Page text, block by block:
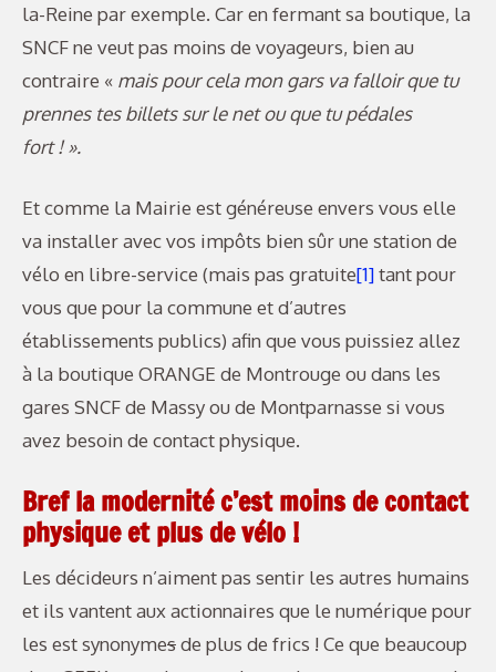
la-Reine par exemple. Car en fermant sa boutique, la
SNCF ne veut pas moins de voyageurs, bien au
contraire « mais pour cela mon gars va falloir que tu
prennes tes billets sur le net ou que tu pédales
fort ! ».
Et comme la Mairie est généreuse envers vous elle
va installer avec vos impôts bien sûr une station de
vélo en libre-service (mais pas gratuite[1]tant pour
vous que pour la commune et d’autres
établissements publics) afin que vous puissiez allez
à la boutique ORANGE de Montrouge ou dans les
gares SNCF de Massy ou de Montparnasse si vous
avez besoin de contact physique.
Bref la modernité c’est moins de contact
physique et plus de vélo !
Les décideurs n’aiment pas sentir les autres humains
et ils vantent aux actionnaires que le numérique pour
les est synonymesde plus de frics ! Ce que beaucoup